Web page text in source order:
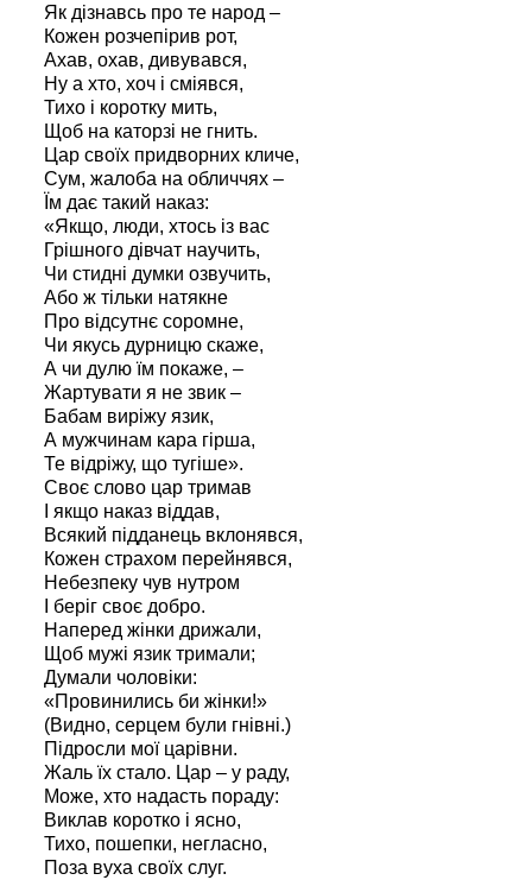
Як дізнавсь про те народ –
Кожен розчепірив рот,
Ахав, охав, дивувався,
Ну а хто, хоч і сміявся,
Тихо і коротку мить,
Щоб на каторзі не гнить.
Цар своїх придворних кличе,
Сум, жалоба на обличчях –
Їм дає такий наказ:
«Якщо, люди, хтось із вас
Грішного дівчат научить,
Чи стидні думки озвучить,
Або ж тільки натякне
Про відсутнє соромне,
Чи якусь дурницю скаже,
А чи дулю їм покаже, –
Жартувати я не звик –
Бабам виріжу язик,
А мужчинам кара гірша,
Те відріжу, що тугіше».
Своє слово цар тримав
І якщо наказ віддав,
Всякий підданець вклонявся,
Кожен страхом перейнявся,
Небезпеку чув нутром
І беріг своє добро.
Наперед жінки дрижали,
Щоб мужі язик тримали;
Думали чоловіки:
«Провинились би жінки!»
(Видно, серцем були гнівні.)
Підросли мої царівни.
Жаль їх стало. Цар – у раду,
Може, хто надасть пораду:
Виклав коротко і ясно,
Тихо, пошепки, негласно,
Поза вуха своїх слуг.